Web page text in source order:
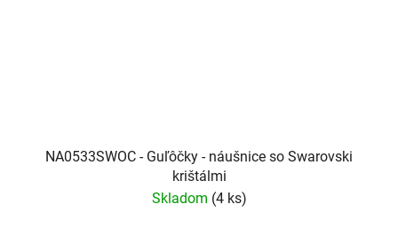
NA0533SWOC - Guľôčky - náušnice so Swarovski
krištálmi
Skladom (4 ks)